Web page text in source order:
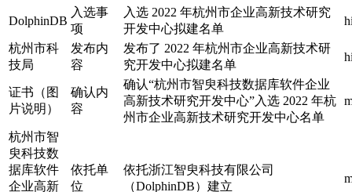
DolphinDB
入选事
项
入选 2022 年杭州市企业高新技术研究
开发中心拟建名单
杭州市科
技局
发布内
容
发布了 2022 年杭州市企业高新技术研
究开发中心拟建名单
证书（图
片说明）
确认内
容
确认“杭州市智臾科技数据库软件企业
高新技术研究开发中心”入选 2022 年杭
州市企业高新技术研究开发中心名单
杭州市智
臾科技数
据库软件
企业高新
依托单
位
依托浙江智臾科技有限公司
（DolphinDB）建立